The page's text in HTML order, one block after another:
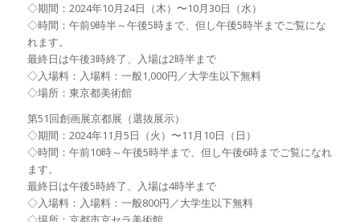
◇期間：2024年10月24日（木）〜10月30日（水）
◇時間：午前9時半～午後5時まで、但し午後5時半までご覧にな
れます。
最終日は午後3時終了、入場は2時半まで
◇入場料：入場料：一般1,000円／大学生以下無料
◇場所：東京都美術館
第51回創画展京都展（選抜展示）
◇期間：2024年11月5日（火）〜11月10日（日）
◇時間：午前10時～午後5時半まで、但し午後6時までご覧になれ
ます。
最終日は午後5時終了、入場は4時半まで
◇入場料：入場料：一般800円／大学生以下無料